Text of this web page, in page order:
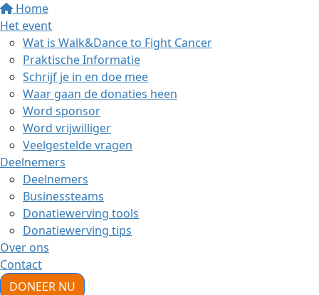
Home
Het event
Wat is Walk&Dance to Fight Cancer
Praktische Informatie
Schrijf je in en doe mee
Waar gaan de donaties heen
Word sponsor
Word vrijwilliger
Veelgestelde vragen
Deelnemers
Deelnemers
Businessteams
Donatiewerving tools
Donatiewerving tips
Over ons
Contact
DONEER NU